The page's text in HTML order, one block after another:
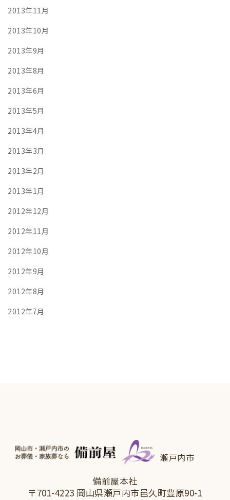
2013年11月
2013年10月
2013年9月
2013年8月
2013年6月
2013年5月
2013年4月
2013年3月
2013年2月
2013年1月
2012年12月
2012年11月
2012年10月
2012年9月
2012年8月
2012年7月
瀬戸内市
備前屋本社
〒701-4223 岡山県瀬戸内市邑久町豊原90-1